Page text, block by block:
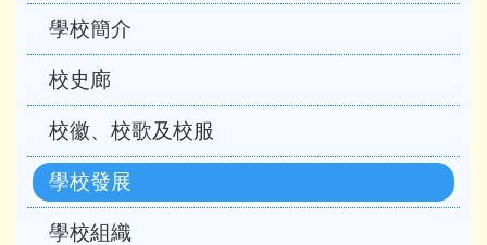
學校簡介
校史廊
校徽、校歌及校服
學校發展
學校組織